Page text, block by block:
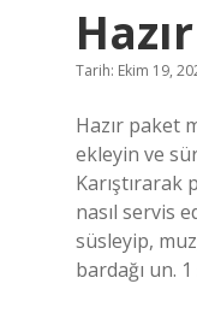
Tarih: Ekim 19,
Hazır paket
ekleyin ve
Karıştırarak
nasıl servis
süsleyip,
bardağı un.